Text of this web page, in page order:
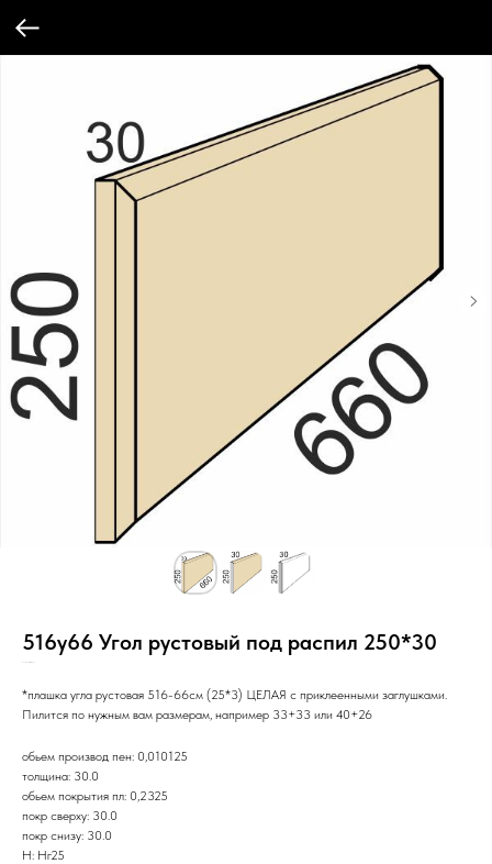
516y66 Угол рустовый под распил 250*30
*плашка угла рустовая 516-66см (25*3) ЦЕЛАЯ с приклеенными заглушками.
Пилится по нужным вам размерам, например 33+33 или 40+26
обьем производ пен: 0,010125
толщина: 30.0
обьем покрытия пл: 0,2325
покр сверху: 30.0
покр снизу: 30.0
Н: Нг25